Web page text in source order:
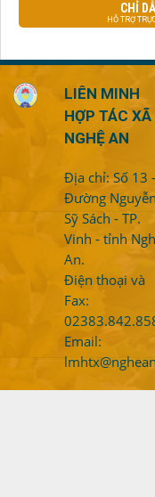
CHỈ
HỖ TRỢ
LIÊN MINH
HỢP TÁC XÃ
NGHỆ AN
Địa chỉ: Số 13 -
Đường Nguyễn
Sỹ Sách - TP.
Vinh - tỉnh
An.
Điện thoại và
Fax:
Email: